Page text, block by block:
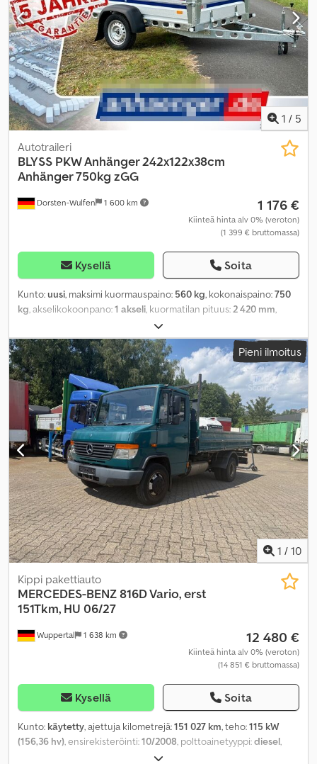
1 / 5
Dorsten-Wulfen 1 600 km
Autotraileri
BLYSS PKW Anhänger 242x122x38cm
Anhänger 750kg zGG
1 176 €
Kiinteä hinta alv 0% (veroton)
(1 399 € bruttomassa)
Kysellä Soita
Kunto:uusi, maksimi kuormauspaino: 560 kg, kokonaispaino:750
kg , akselikokoonpano:1 akseli , kuormatilan pituus: 2 420 mm
, kuormatilan korkeus:
Pieni ilmoitus
1 / 10
Wuppertal 1 638 km
Kippi pakettiauto
MERCEDES-BENZ816D Vario, erst
151Tkm, HU 06/27
12 480 €
Kiinteä hinta alv 0% (veroton)
(14 851 € bruttomassa)
Kysellä Soita
Kunto: käytetty, ajettuja kilometrejä:151 027 km, teho:115 kW
(156,36 hv), ensirekisteröinti:10/2008, polttoainetyyppi:diesel,
, seuraava tarkastus (TÜV):